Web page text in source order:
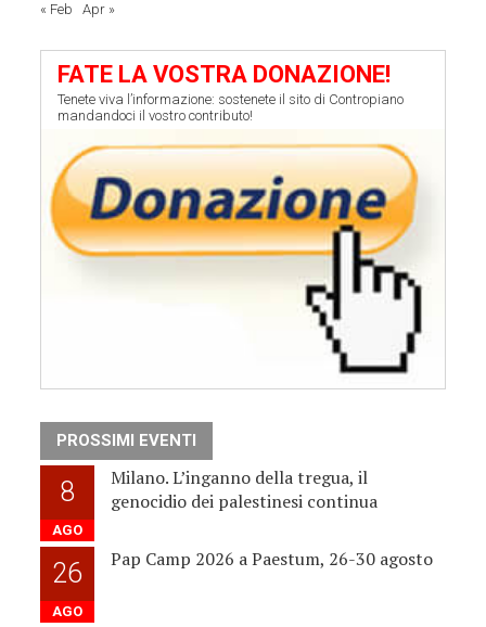
« Feb Apr »
FATE LA VOSTRA DONAZIONE!
Tenete viva l’informazione: sostenete il sito di Contropiano
mandandoci il vostro contributo!
PROSSIMI EVENTI
8
AGO
Milano. L’inganno della tregua, il
genocidio dei palestinesi continua
26
AGO
Pap Camp 2026 a Paestum, 26-30 agosto